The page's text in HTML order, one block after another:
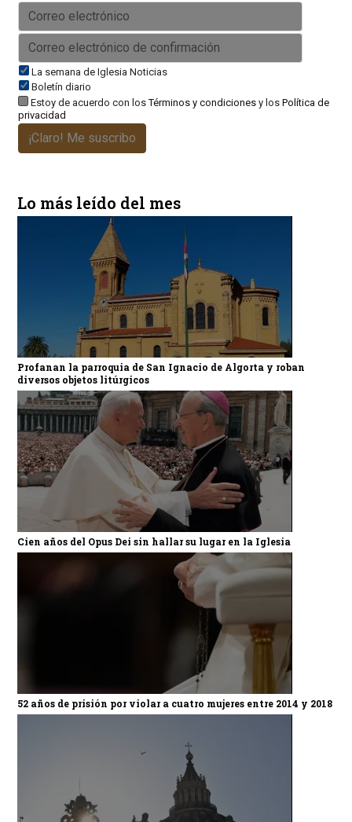
La semana de Iglesia Noticias
Boletín diario
Estoy de acuerdo con losTérminos y condicionesy los Política de
privacidad
¡Claro! Me suscribo
Lo más leído del mes
Profanan la parroquia de San Ignacio de Algorta y roban
diversos objetos litúrgicos
Cien años del Opus Dei sin hallar su lugar en la Iglesia
52 años de prisión por violar a cuatro mujeres entre 2014 y 2018